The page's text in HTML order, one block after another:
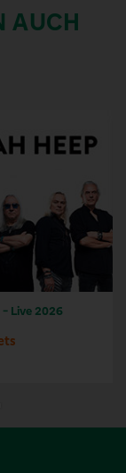
AUCH
- Live 2026